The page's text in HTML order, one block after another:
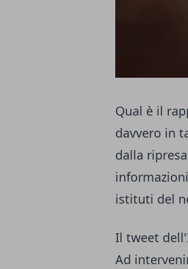
Qual è il
davvero in
dalla
istituti del
Il tweet
Ad